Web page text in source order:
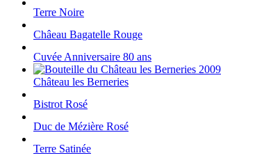
Terre Noire
Châeau Bagatelle Rouge
Cuvée Anniversaire 80 ans
Château les Berneries
Bistrot Rosé
Duc de Mézière Rosé
Terre Satinée